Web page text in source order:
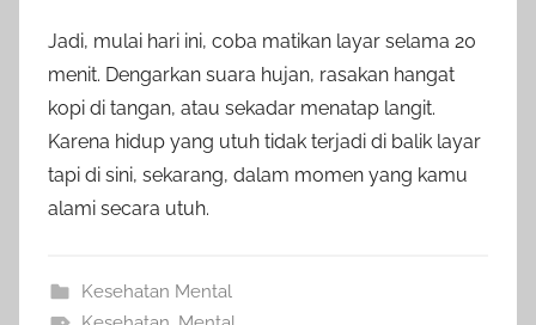
Jadi, mulai hari ini, coba matikan layar selama 20
menit. Dengarkan suara hujan, rasakan hangat
kopi di tangan, atau sekadar menatap langit.
Karena hidup yang utuh tidak terjadi di balik layar
tapi di sini, sekarang, dalam momen yang kamu
alami secara utuh.
Kesehatan Mental